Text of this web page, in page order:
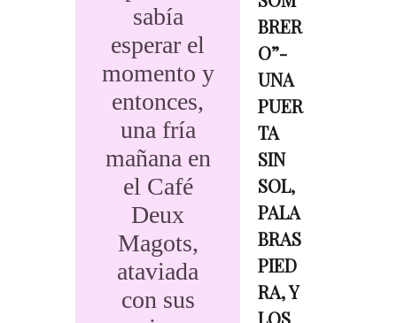
sabía
esperar el
momento y
entonces,
una fría
mañana en
el Café
Deux
Magots,
ataviada
con sus
BRER
O”-
UNA
PUER
TA
SIN
SOL,
PALA
BRAS
PIED
RA, Y
LOS